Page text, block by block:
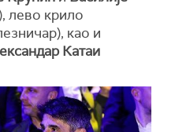
лево крило
као и
Катаи